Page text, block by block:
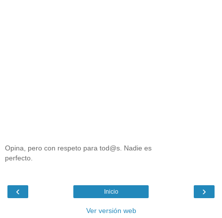
Opina, pero con respeto para tod@s. Nadie es
perfecto.
‹ ›
Inicio
Ver versión web